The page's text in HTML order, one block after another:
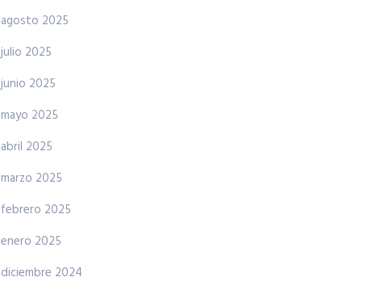
agosto 2025
julio 2025
junio 2025
mayo 2025
abril 2025
marzo 2025
febrero 2025
enero 2025
diciembre 2024